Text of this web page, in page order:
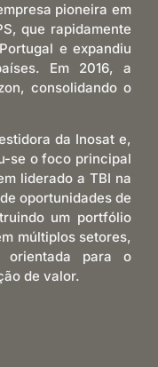
pioneira em
que rapidamente
e expandiu
Em 2016, a
consolidando o
da Inosat e,
se o foco principal
liderado a TBI na
oportunidades de
um portfólio
múltiplos setores,
orientada para o
de valor.